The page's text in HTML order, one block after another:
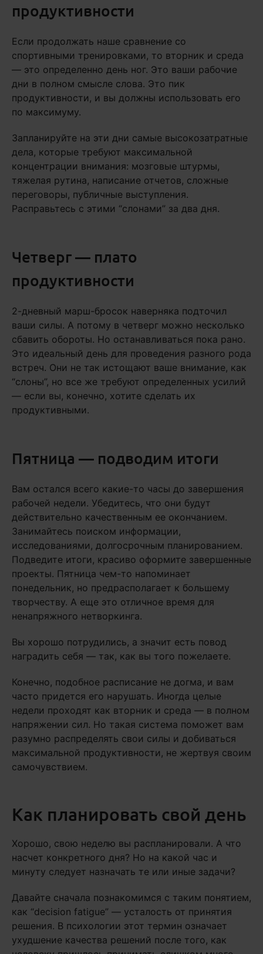
продуктивности
Если продолжать наше сравнение со
спортивными тренировками, то вторник и среда
— это определенно день ног. Это ваши рабочие
дни в полном смысле слова. Это пик
продуктивности, и вы должны использовать его
по максимуму.
Запланируйте на эти дни самые высокозатратные
дела, которые требуют максимальной
концентрации внимания: мозговые штурмы,
тяжелая рутина, написание отчетов, сложные
переговоры, публичные выступления.
Расправьтесь с этими “слонами” за два дня.
Четверг — плато
продуктивности
2-дневный марш-бросок наверняка подточил
ваши силы. А потому в четверг можно несколько
сбавить обороты. Но останавливаться пока рано.
Это идеальный день для проведения разного рода
встреч. Они не так истощают ваше внимание, как
“слоны”, но все же требуют определенных усилий
— если вы, конечно, хотите сделать их
продуктивными.
Пятница — подводим итоги
Вам остался всего какие-то часы до завершения
рабочей недели. Убедитесь, что они будут
действительно качественным ее окончанием.
Занимайтесь поиском информации,
исследованиями, долгосрочным планированием.
Подведите итоги, красиво оформите завершенные
проекты. Пятница чем-то напоминает
понедельник, но предрасполагает к большему
творчеству. А еще это отличное время для
ненапряжного нетворкинга.
Вы хорошо потрудились, а значит есть повод
наградить себя — так, как вы того пожелаете.
Конечно, подобное расписание не догма, и вам
часто придется его нарушать. Иногда целые
недели проходят как вторник и среда — в полном
напряжении сил. Но такая система поможет вам
разумно распределять свои силы и добиваться
максимальной продуктивности, не жертвуя своим
самочувствием.
Как планировать свой день
Хорошо, свою неделю вы распланировали. А что
насчет конкретного дня? Но на какой час и
минуту следует назначать те или иные задачи?
Давайте сначала познакомимся с таким понятием,
как “decision fatigue” — усталость от принятия
решения. В психологии этот термин означает
ухудшение качества решений после того, как